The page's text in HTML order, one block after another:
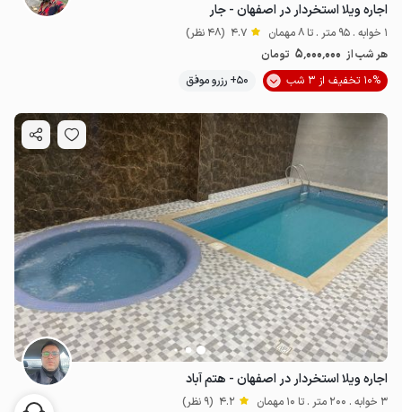
اجاره ویلا استخردار در اصفهان - جار
1 خوابه . 95 متر . تا 8 مهمان 4.7 (48 نظر)
هر شب از 5٬000٬000 تومان
10% تخفیف از 3 شب
50+ رزرو موفق
اجاره ویلا استخردار در اصفهان - هتم آباد
3 خوابه . 200 متر . تا 10 مهمان 4.2 (9 نظر)